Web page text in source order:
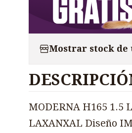
Mostrar stock de
MODERNA H165 1.5
LAXANXAL Diseño